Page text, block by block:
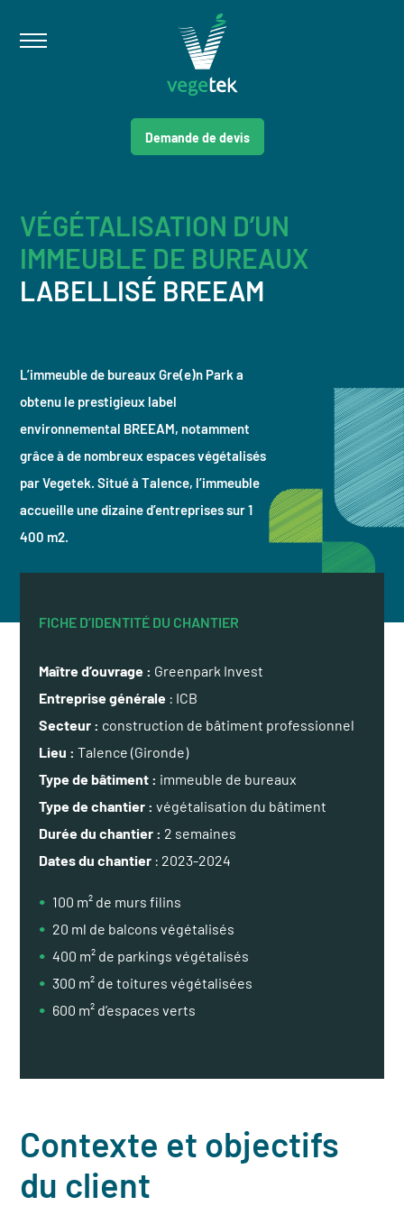
Demande de devis
VÉGÉTALISATION D’UN
IMMEUBLE DE BUREAUX
LABELLISÉ BREEAM
L’immeuble de bureaux Gre(e)n Park a
obtenu le prestigieux label
environnemental BREEAM, notamment
grâce à de nombreux espaces végétalisés
par Vegetek. Situé à Talence, l’immeuble
accueille une dizaine d’entreprises sur 1
400 m2.
FICHE D’IDENTITÉ DU CHANTIER
Maître d’ouvrage : Greenpark Invest
Entreprise générale: ICB
Secteur : construction de bâtiment professionnel
Lieu : Talence (Gironde)
Type de bâtiment : immeuble de bureaux
Type de chantier : végétalisation du bâtiment
Durée du chantier : 2 semaines
Dates du chantier: 2023-2024
100 m² de murs filins
20 ml de balcons végétalisés
400 m² de parkings végétalisés
300 m² de toitures végétalisées
600 m² d’espaces verts
Contexte et objectifs
du client